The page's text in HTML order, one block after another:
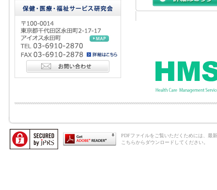
PDFファイルをご覧いただくためには、最
こちらからダウンロードしてください。